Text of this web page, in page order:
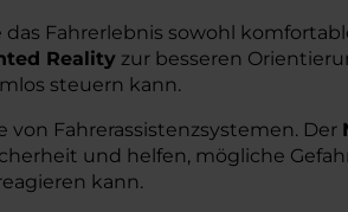
Fahrerlebnis sowohl
Reality zur besseren
steuern kann.
von Fahrerassistenzsystemen. Der
und helfen, mögliche
kann.